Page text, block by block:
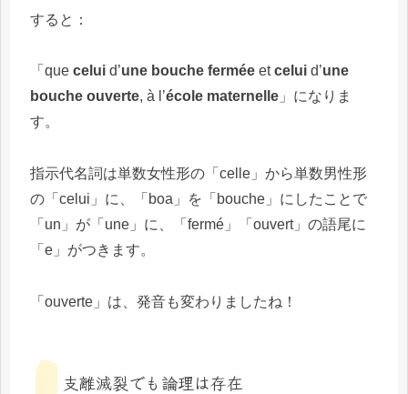
すると：
「que celui d’une bouche fermée etcelui d’une
bouche ouverte, à l’école maternelle 」になりま
す。
指示代名詞は単数女性形の「celle」から単数男性形
の「celui」に、「boa」を「bouche」にしたことで
「un」が「une」に、「fermé」「ouvert」の語尾に
「e」がつきます。
「ouverte」は、発音も変わりましたね！
支離滅裂でも論理は存在